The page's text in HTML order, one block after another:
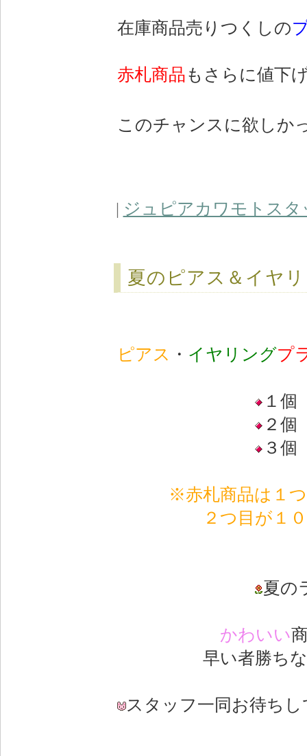
在庫商品売りつくしの
赤札商品もさらに値下
このチャンスに欲しか
| ジュピアカワモトスタ
夏のピアス＆イヤ
ピアス ・ イヤリングプ
１個
２個
３個
※赤札商品は１
２つ目が
夏の
かわいい
早い者勝ちなの
スタッフ一同お待ち